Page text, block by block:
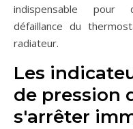
indispensable pour
défaillance du
radiateur.
Les
de pression
s'arrêter